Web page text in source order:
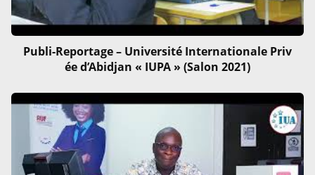
Publi-Reportage – Université Internationale Priv
ée d’Abidjan « IUPA » (Salon 2021)